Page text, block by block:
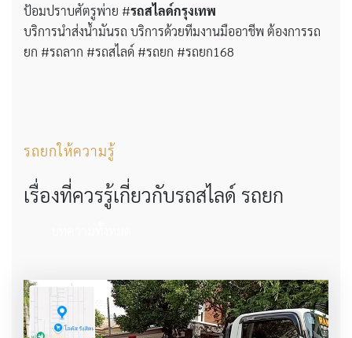
ป้อมปราบศัตรูพ่าย #รถสไลด์กรุงเทพ
บริการนำส่งน้ำมันรถ บริการด้วยทีมงานมืออาชีพ ต้องการรถ
ยก #รถลาก #รถสไลด์ #รถยก #รถยก168
รถยกให้ความรู้
เรื่องที่ควรรู้เกี่ยวกับรถสไลด์ รถยก